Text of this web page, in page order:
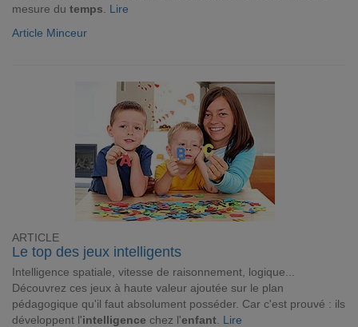
mesure du temps
Lire
Article Minceur
ARTICLE
Le top des jeux intelligents
Intelligence spatiale, vitesse de raisonnement, logique...
Découvrez ces jeux à haute valeur ajoutée sur le plan
pédagogique qu'il faut absolument posséder. Car c'est prouvé : ils
développent l'intelligence chez l'enfant Lire